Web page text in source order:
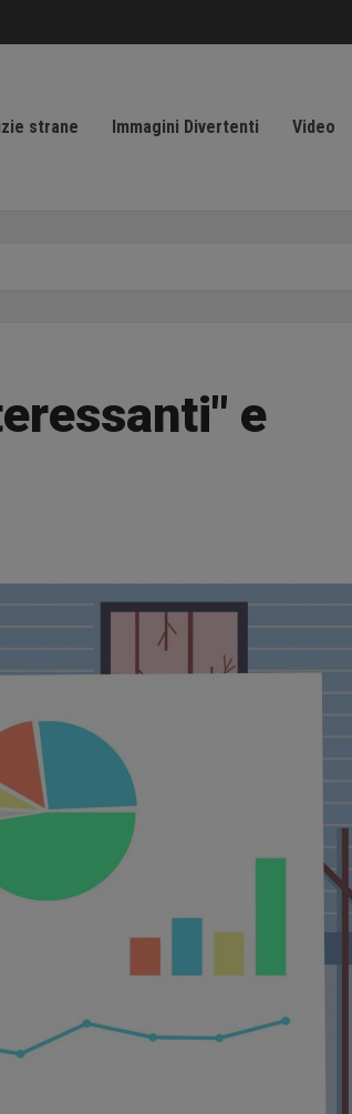
strane Immagini Divertenti Video
e